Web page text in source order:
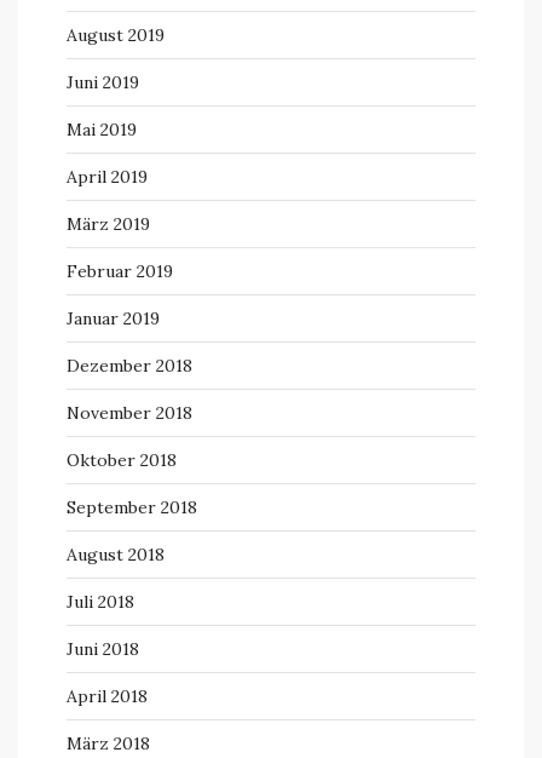
August 2019
Juni 2019
Mai 2019
April 2019
März 2019
Februar 2019
Januar 2019
Dezember 2018
November 2018
Oktober 2018
September 2018
August 2018
Juli 2018
Juni 2018
April 2018
März 2018